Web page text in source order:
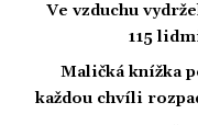
Ve vzduchu
115
Maličká knížka
každou chvíli